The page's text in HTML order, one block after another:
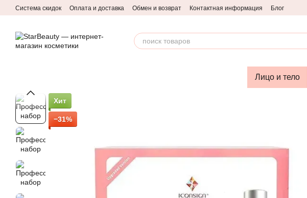
Перейти к основному контенту
Система скидок Оплата и доставка Обмен и возврат Контактная информация Блог
Лицо и тело
Хит
−31%